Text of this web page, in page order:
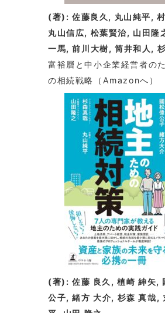
(著): 佐藤良久, 丸山純平,
丸山信広, 松葉賢治, 山田隆
一馬, 前川大樹, 筒井和人,
富裕層と中小企業経営者の
の相続戦略
（Amazonへ）
(著): 佐藤 良久, 植崎 紳矢,
公子, 緒方 大介, 杉森 真哉,